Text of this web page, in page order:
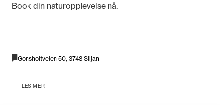
Book din naturopplevelse nå.
Gonsholtveien 50, 3748 Siljan
LES MER